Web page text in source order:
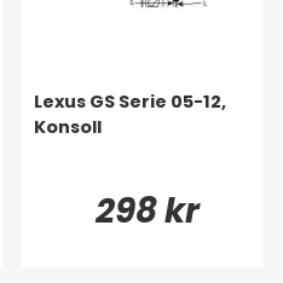
Lexus GS Serie 05-12,
Konsoll
298 kr